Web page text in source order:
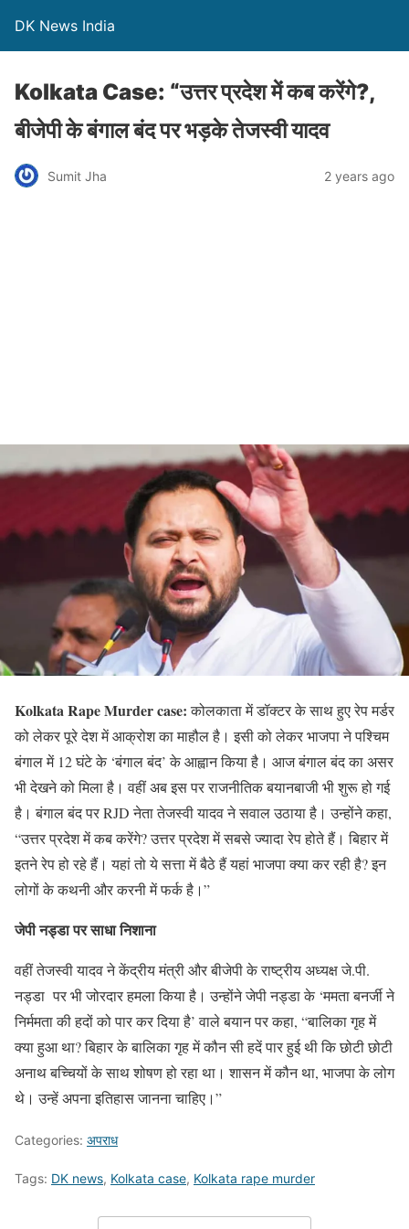
DK News India
Kolkata Case: “उत्तर प्रदेश में कब करेंगे?,
बीजेपी के बंगाल बंद पर भड़के तेजस्वी यादव
Sumit Jha 2 years ago
Kolkata Rape Murder case:कोलकाता में डॉक्टर के साथ हुए रेप मर्डर
को लेकर पूरे देश में आक्रोश का माहौल है। इसी को लेकर भाजपा ने पश्चिम
बंगाल में 12 घंटे के ‘बंगाल बंद’ के आह्वान किया है। आज बंगाल बंद का असर
भी देखने को मिला है। वहीं अब इस पर राजनीतिक बयानबाजी भी शुरू हो गई
है। बंगाल बंद पर RJD नेता तेजस्वी यादव ने सवाल उठाया है। उन्होंने कहा,
“उत्तर प्रदेश में कब करेंगे? उत्तर प्रदेश में सबसे ज्यादा रेप होते हैं। बिहार में
इतने रेप हो रहे हैं। यहां तो ये सत्ता में बैठे हैं यहां भाजपा क्या कर रही है? इन
लोगों के कथनी और करनी में फर्क है।”
जेपी नड्डा पर साधा निशाना
वहीं तेजस्वी यादव ने केंद्रीय मंत्री और बीजेपी के राष्ट्रीय अध्यक्ष जे.पी.
नड्डा पर भी जोरदार हमला किया है। उन्होंने जेपी नड्डा के ‘ममता बनर्जी ने
निर्ममता की हदों को पार कर दिया है’ वाले बयान पर कहा, “बालिका गृह में
क्या हुआ था? बिहार के बालिका गृह में कौन सी हदें पार हुई थी कि छोटी छोटी
अनाथ बच्चियों के साथ शोषण हो रहा था। शासन में कौन था, भाजपा के लोग
थे। उन्हें अपना इतिहास जानना चाहिए।”
Categories: अपराध
Tags: DK news, Kolkata case, Kolkata rape murder